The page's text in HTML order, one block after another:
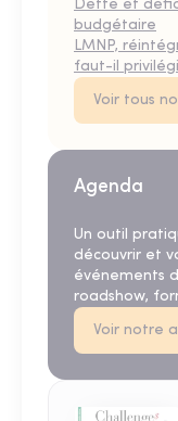
Dette et
budgétaire
LMNP,
faut-il
Voir tous
Agenda
Un outil
découvrir et
événements
roadshow,
Voir notre